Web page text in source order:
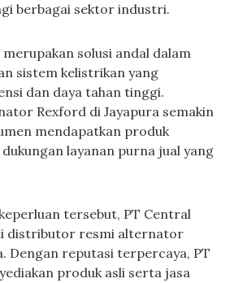
berbagai sektor industri.
solusi andal dalam
sistem kelistrikan yang
dan daya tahan tinggi.
Rexford di Jayapura semakin
mendapatkan produk
layanan purna jual yang
tersebut, PT Central
distributor resmi alternator
Dengan reputasi terpercaya, PT
produk asli serta jasa